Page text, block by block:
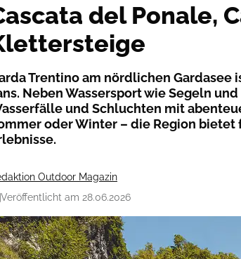
del Ponale,
Trentino am nördlichen Gardasee
Neben Wassersport wie Segeln
und Schluchten mit
oder Winter – die Region
Outdoor Magazin
Veröffentlicht am 28.06.2026